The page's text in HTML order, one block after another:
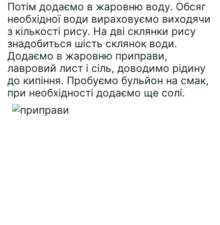
Потім додаємо в жаровню воду. Обсяг
необхідної води вираховуємо виходячи
з кількості рису. На дві склянки рису
знадобиться шість склянок води.
Додаємо в жаровню приправи,
лавровий лист і сіль, доводимо рідину
до кипіння. Пробуємо бульйон на смак,
при необхідності додаємо ще солі.